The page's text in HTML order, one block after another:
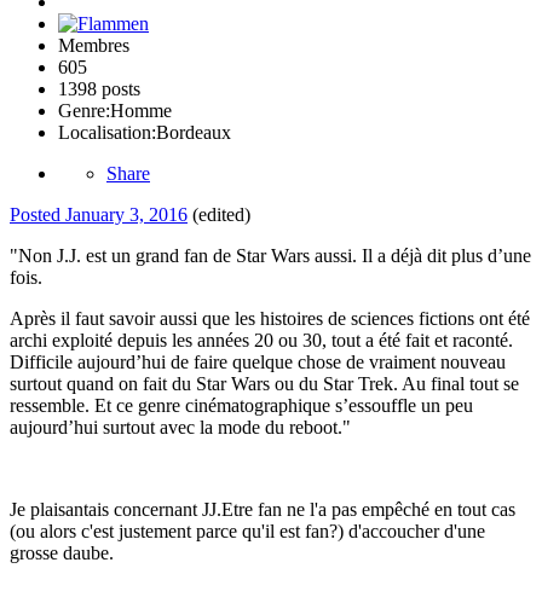
Membres
605
1398 posts
Genre:Homme
Localisation:Bordeaux
Share
Posted January 3, 2016 (edited)
"Non J.J. est un grand fan de Star Wars aussi. Il a déjà dit plus d’une
fois.
Après il faut savoir aussi que les histoires de sciences fictions ont été
archi exploité depuis les années 20 ou 30, tout a été fait et raconté.
Difficile aujourd’hui de faire quelque chose de vraiment nouveau
surtout quand on fait du Star Wars ou du Star Trek. Au final tout se
ressemble. Et ce genre cinématographique s’essouffle un peu
aujourd’hui surtout avec la mode du reboot."
Je plaisantais concernant JJ.Etre fan ne l'a pas empêché en tout cas
(ou alors c'est justement parce qu'il est fan?) d'accoucher d'une
grosse daube.